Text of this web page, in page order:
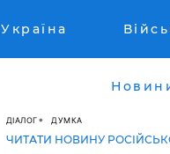
Україна
ДІАЛОГ ДУМКА
ЧИТАТИ НОВИНУ